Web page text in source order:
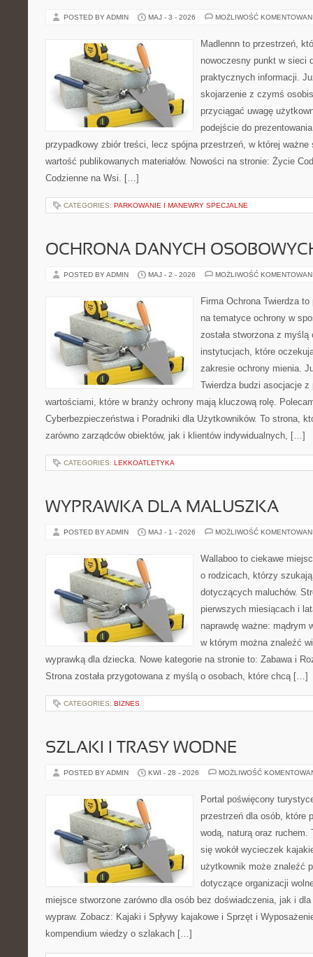
POSTED BY ADMIN MAJ - 3 - 2026 MOŻLIWOŚĆ
Madlennn to przestrzeń,
nowoczesny punkt w sieci
praktycznych informacji.
skojarzenie z czymś
przyciągać uwagę
podejście do
przypadkowy zbiór treści, lecz spójna przestrzeń, w której
wartość publikowanych materiałów. Nowości na stronie: Życie
Codzienne na Wsi. […]
CATEGORIES: PARKOWANIE I MANEWRY SPECJALNE
OCHRONA DANYCH
POSTED BY ADMIN MAJ - 2 - 2026 MOŻLIWOŚĆ
Firma Ochrona Twierdza
na tematyce ochrony w
została stworzona z
instytucjach, które
zakresie ochrony mienia.
Twierdza budzi asocjacje
wartościami, które w branży ochrony mają kluczową rolę.
Cyberbezpieczeństwa i Poradniki dla Użytkowników. To strona,
zarówno zarządców obiektów, jak i klientów indywidualnych, […]
CATEGORIES: LEKKOATLETYKA
WYPRAWKA DLA MALUSZKA
POSTED BY ADMIN MAJ - 1 - 2026 MOŻLIWOŚĆ
Wallaboo to ciekawe
o rodzicach, którzy
dotyczących maluchów.
pierwszych miesiącach i
naprawdę ważne: mądrym
w którym można znaleźć
wyprawką dla dziecka. Nowe kategorie na stronie to: Zabawa i
Strona została przygotowana z myślą o osobach, które chcą […]
CATEGORIES: BIZNES
SZLAKI I TRASY WODNE
POSTED BY ADMIN KWI - 28 - 2026 MOŻLIWOŚĆ
Portal poświęcony
przestrzeń dla osób, które
wodą, naturą oraz ruchem.
się wokół wycieczek
użytkownik może znaleźć
dotyczące organizacji
miejsce stworzone zarówno dla osób bez doświadczenia, jak i dla
wypraw. Zobacz: Kajaki i Spływy kajakowe i Sprzęt i
kompendium wiedzy o szlakach […]